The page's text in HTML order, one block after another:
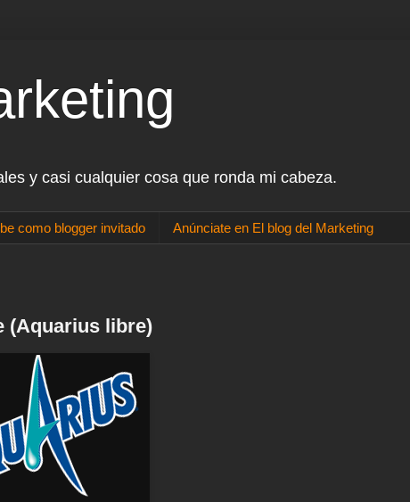
y casi cualquier cosa que ronda mi cabeza.
como blogger invitado Anúnciate en El blog del Marketing
(Aquarius libre)